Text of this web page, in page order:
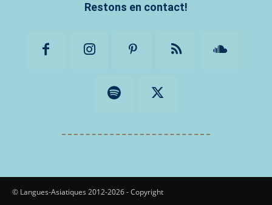
Restons en contact!
© Langues-Asiatiques 2012-2026 - Copyright